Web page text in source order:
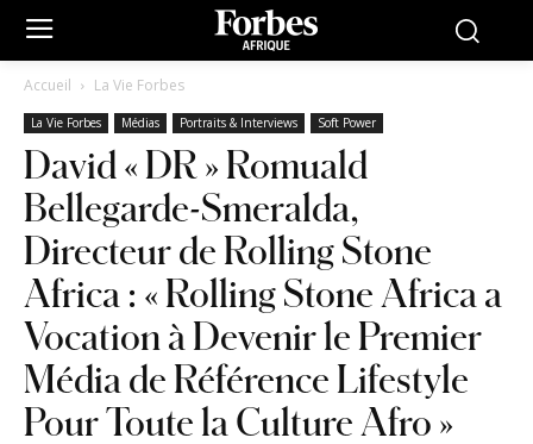
Accueil La Vie Forbes
La Vie Forbes Médias Portraits & Interviews Soft Power
David « DR » Romuald
Bellegarde-Smeralda,
Directeur de Rolling Stone
Africa : « Rolling Stone Africa a
Vocation à Devenir le Premier
Média de Référence Lifestyle
Pour Toute la Culture Afro »